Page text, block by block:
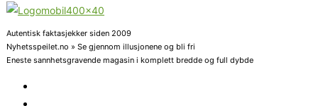
Autentisk faktasjekker siden 2009
Nyhetsspeilet.no » Se gjennom illusjonene og bli fri
Eneste sannhetsgravende magasin i komplett bredde og full dybde